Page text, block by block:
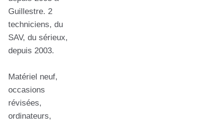
Guillestre. 2
techniciens, du
SAV, du sérieux,
depuis 2003.
Matériel neuf,
occasions
révisées,
ordinateurs,